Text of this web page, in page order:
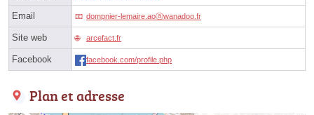
Email dompnier-lemaire.aoⓐwanadoo.fr
Site web arcefact.fr
Facebook facebook.com/profile.php
Plan et adresse